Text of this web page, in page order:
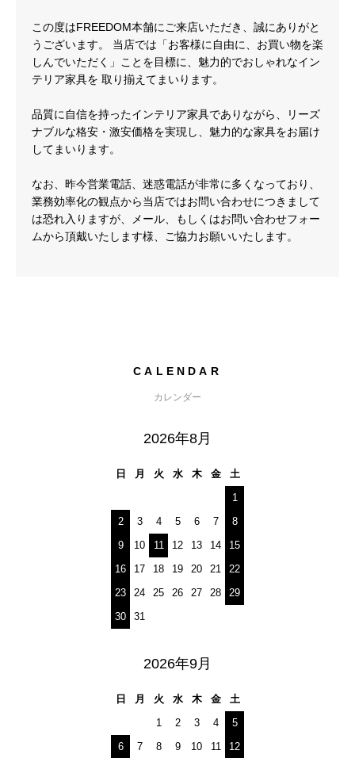
この度はFREEDOM本舗にご来店いただき、誠にありがと
うございます。 当店では「お客様に自由に、お買い物を楽
しんでいただく」ことを目標に、魅力的でおしゃれなイン
テリア家具を 取り揃えてまいります。
品質に自信を持ったインテリア家具でありながら、リーズ
ナブルな格安・激安価格を実現し、魅力的な家具をお届け
してまいります。
なお、昨今営業電話、迷惑電話が非常に多くなっており、
業務効率化の観点から当店ではお問い合わせにつきまして
は恐れ入りますが、メール、もしくはお問い合わせフォー
ムから頂戴いたします様、ご協力お願いいたします。
CALENDAR
カレンダー
2026年8月
日 月 火 水 木 金
土
1
2
3 4 5 6 7
8
9
10 11 12 13 14
15
16
17 18 19 20 21
22
23
24 25 26 27 28
29
30
31
2026年9月
日 月 火 水 木 金
土
1
2 3 4
5
6
7 8 9 10 11
12